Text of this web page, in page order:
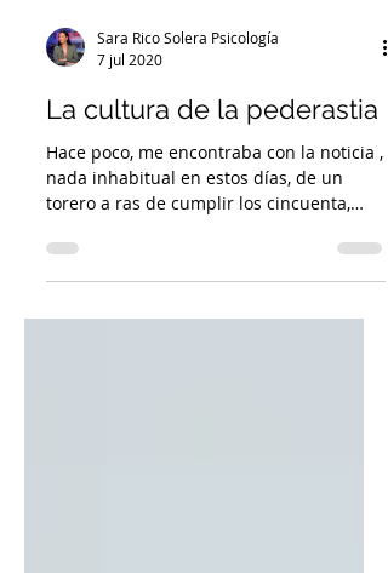
Sara Rico Solera Psicología
7 jul 2020
La cultura de la pederastia
Hace poco, me encontraba con la noticia ,
nada inhabitual en estos días, de un
torero a ras de cumplir los cincuenta,